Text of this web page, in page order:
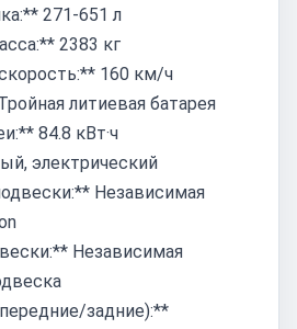
271-651 л
2383 кг
160 км/ч
литиевая батарея
84.8 кВт·ч
электрический
Независимая
Независимая
задние):**